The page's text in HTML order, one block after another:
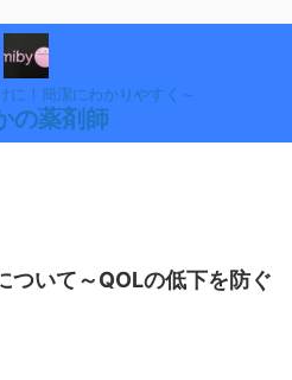
に！簡潔にわかりやすく～
の薬剤師
ついて～QOLの低下を防ぐ